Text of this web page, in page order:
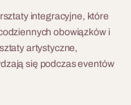
integracyjne, które
obowiązków i
artystyczne,
się podczas eventów